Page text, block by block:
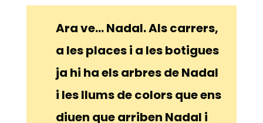
Ara ve… Nadal. Als carrers,
a les places i a les botigues
ja hi ha els arbres de Nadal
i les llums de colors que ens
diuen que arriben Nadal i